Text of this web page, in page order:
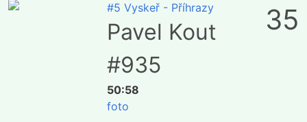
#5 Vyskeř - Příhrazy
Pavel Kout
#935
50:58
foto
35